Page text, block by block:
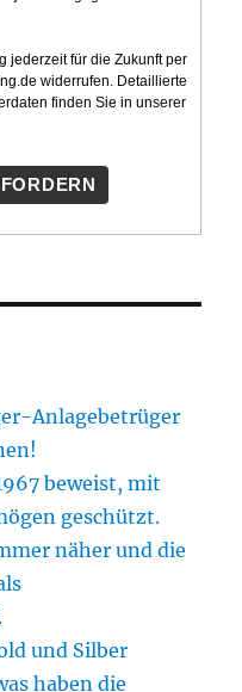
jederzeit für die Zukunft per
widerrufen. Detaillierte
finden Sie in unserer
Anlagebetrüger
beweist, mit
geschützt.
näher und die
und Silber
haben die